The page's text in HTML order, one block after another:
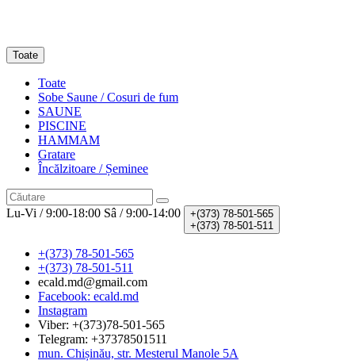
Toate
Toate
Sobe Saune / Cosuri de fum
SAUNE
PISCINE
HAMMAM
Gratare
Încălzitoare / Șeminee
Lu-Vi / 9:00-18:00 Sâ / 9:00-14:00 +(373) 78-501-565
+(373) 78-501-511
+(373) 78-501-565
+(373) 78-501-511
ecald.md@gmail.com
Facebook: ecald.md
Instagram
Viber: +(373)78-501-565
Telegram: +37378501511
mun. Chișinău, str. Mesterul Manole 5A